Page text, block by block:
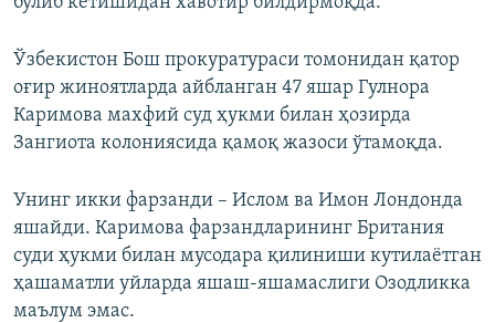
Ўзбекистон Бош прокуратураси томонидан қатор
оғир жиноятларда айбланган 47 яшар Гулнора
Каримова махфий суд ҳукми билан ҳозирда
Зангиота колониясида қамоқ жазоси ўтамоқда.
Унинг икки фарзанди – Ислом ва Имон Лондонда
яшайди. Каримова фарзандларининг Британия
суди ҳукми билан мусодара қилиниши кутилаëтган
ҳашаматли уйларда яшаш-яшамаслиги Озодликка
маълум эмас.